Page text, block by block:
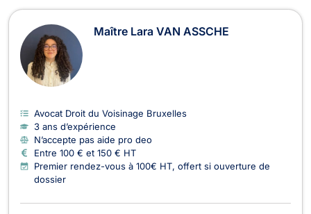
Maître Lara VAN ASSCHE
Avocat Droit du Voisinage Bruxelles
3 ans d’expérience
N’accepte pas aide pro deo
Entre 100 € et 150 € HT
Premier rendez-vous à 100€ HT, offert si ouverture de
dossier